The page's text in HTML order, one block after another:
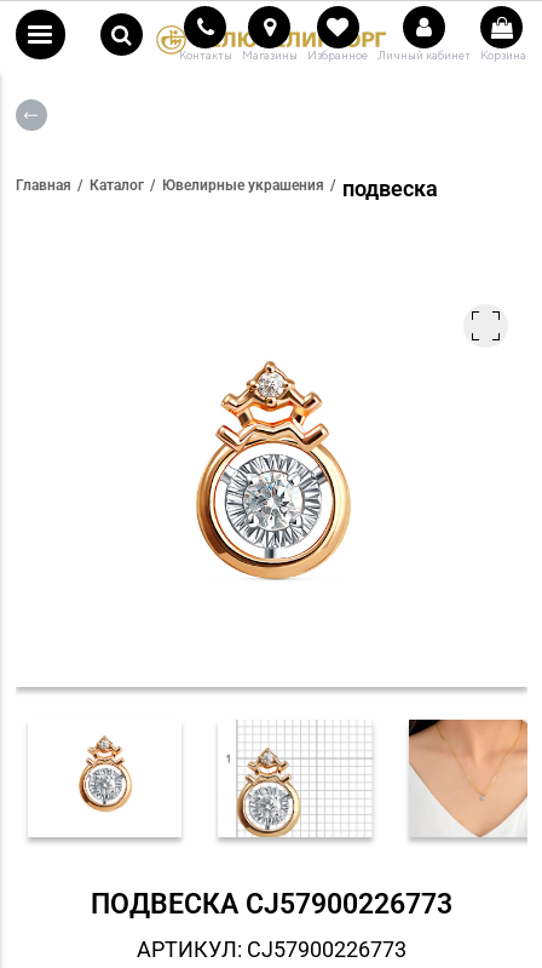
Контакты Магазины Избранное Личный кабинет Корзина
Главная Каталог Ювелирные украшения подвеска
ПОДВЕСКА СJ57900226773
АРТИКУЛ: СJ57900226773